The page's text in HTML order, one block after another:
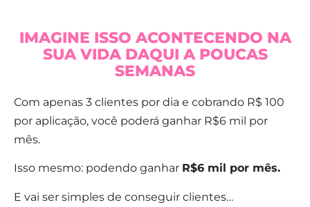
IMAGINE ISSO ACONTECENDO NA
SUA VIDA DAQUI A POUCAS
SEMANAS
Com apenas 3 clientes por dia e cobrando R$ 100
por aplicação, você poderá ganhar R$6 mil por
mês.
Isso mesmo: podendo ganhar R$6 mil por mês.
E vai ser simples de conseguir clientes…